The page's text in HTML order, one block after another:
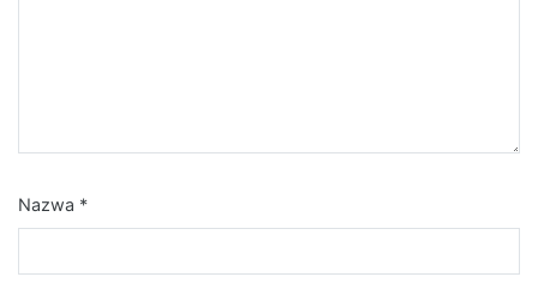
Nazwa *